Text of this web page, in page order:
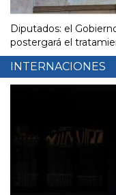
Diputados: el
postergará el
INTERNACIONES